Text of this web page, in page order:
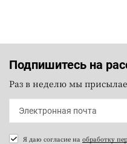
Подпишитесь на
Раз в неделю мы
Я даю согласие на обработку